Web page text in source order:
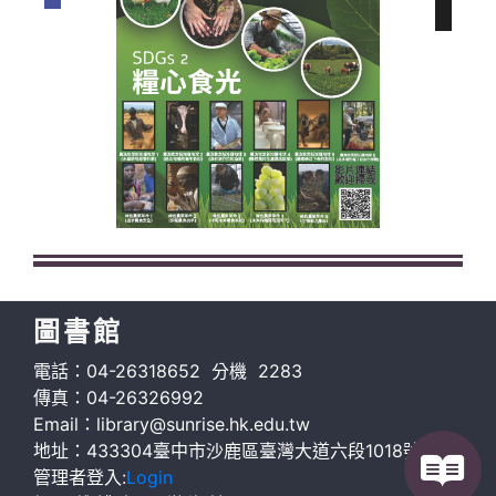
圖書館
電話：04-26318652 分機 2283
傳真：04-26326992
Email：library@sunrise.hk.edu.tw
地址：433304臺中市沙鹿區臺灣大道六段1018號G棟
管理者登入:Login